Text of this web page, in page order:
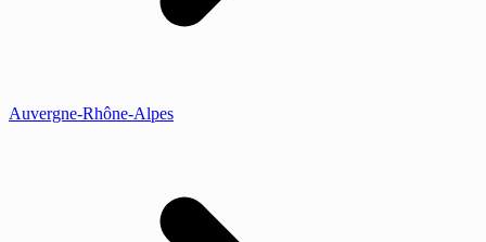
Auvergne-Rhône-Alpes